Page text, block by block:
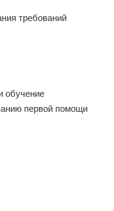
требований
обучение
первой помощи